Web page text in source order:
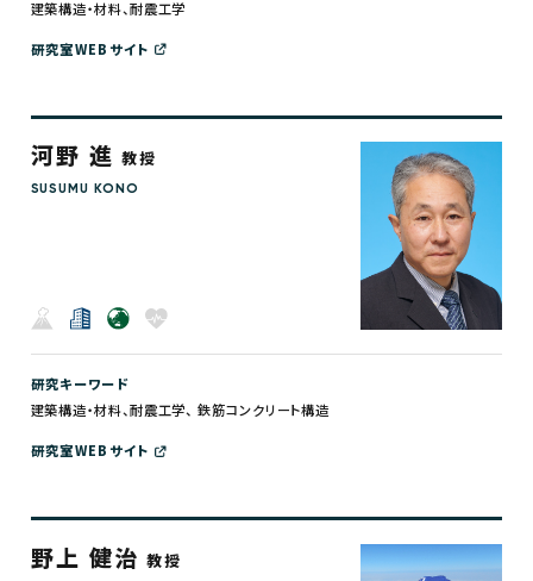
建築構造・材料、耐震工学
研究室WEBサイト
河野 進教授
SUSUMU KONO
研究キーワード
建築構造・材料、耐震工学、 鉄筋コンクリート構造
研究室WEBサイト
野上 健治教授